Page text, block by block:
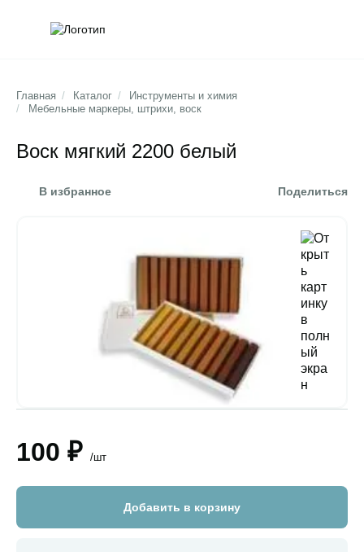
Главная / Каталог /
Инструменты и химия
/
Мебельные маркеры, штрихи, воск
Воск мягкий 2200 белый
В избранное Поделиться
100 ₽ /шт
Добавить в корзину